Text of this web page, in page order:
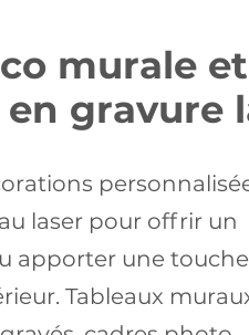
murale
gravure
laser pour offrir un
apporter une touche
Tableaux